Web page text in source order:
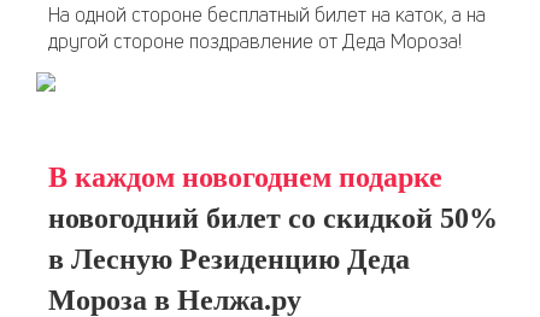
На одной стороне бесплатный билет на каток, а на
другой стороне поздравление от Деда Мороза!
В каждом новогоднем подарке
новогодний билет со скидкой 50%
в Лесную Резиденцию Деда
Мороза в Нелжа.ру